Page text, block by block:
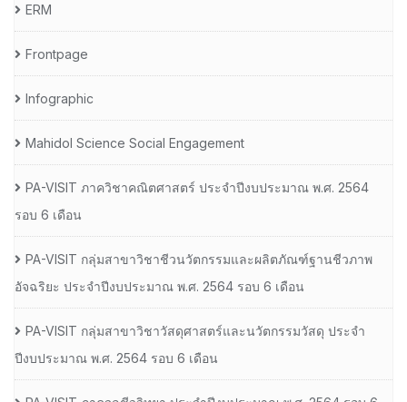
ERM
Frontpage
Infographic
Mahidol Science Social Engagement
PA-VISIT ภาควิชาคณิตศาสตร์ ประจำปีงบประมาณ พ.ศ. 2564
รอบ 6 เดือน
PA-VISIT กลุ่มสาขาวิชาชีวนวัตกรรมและผลิตภัณฑ์ฐานชีวภาพ
อัจฉริยะ ประจำปีงบประมาณ พ.ศ. 2564 รอบ 6 เดือน
PA-VISIT กลุ่มสาขาวิชาวัสดุศาสตร์และนวัตกรรมวัสดุ ประจำ
ปีงบประมาณ พ.ศ. 2564 รอบ 6 เดือน